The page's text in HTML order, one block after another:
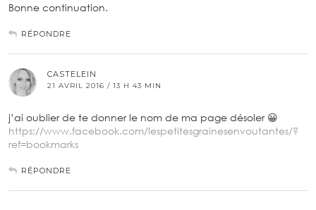
Bonne continuation.
RÉPONDRE
CASTELEIN
21 AVRIL 2016 / 13 H 43 MIN
j’ai oublier de te donner le nom de ma page désoler 😀
https://www.facebook.com/lespetitesgrainesenvoutantes/?
ref=bookmarks
RÉPONDRE